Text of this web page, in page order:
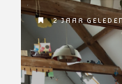
2 JAAR GELEDEN